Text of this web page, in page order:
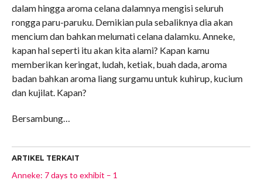
dalam hingga aroma celana dalamnya mengisi seluruh
rongga paru-paruku. Demikian pula sebaliknya dia akan
mencium dan bahkan melumati celana dalamku. Anneke,
kapan hal seperti itu akan kita alami? Kapan kamu
memberikan keringat, ludah, ketiak, buah dada, aroma
badan bahkan aroma liang surgamu untuk kuhirup, kucium
dan kujilat. Kapan?
Bersambung…
ARTIKEL TERKAIT
Anneke: 7 days to exhibit – 1